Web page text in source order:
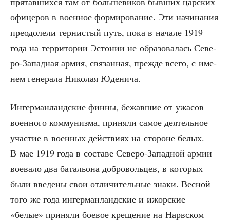
офи­це­ров в воен­ное фор­ми­ро­ва­ние. Эти начи­на­ния
пре­одо­ле­ли тер­ни­стый путь, пока в нача­ле 1919
года на тер­ри­то­рии Эсто­нии не обра­зо­ва­лась Севе­
ро-Запад­ная армия, свя­зан­ная, преж­де все­го, с име­
нем гене­ра­ла Нико­лая Юденича.
Ингер­ман­ланд­ские фин­ны, бежав­шие от ужа­сов
воен­но­го ком­му­низ­ма, при­ня­ли самое дея­тель­ное
уча­стие в воен­ных дей­стви­ях на сто­роне белых.
В мае 1919 года в соста­ве Севе­ро-Запад­ной армии
вое­ва­ло два бата­льо­на доб­ро­воль­цев, в кото­рых
были вве­де­ны свои отли­чи­тель­ные зна­ки. Вес­ной
того же года ингер­ман­ланд­ские и ижор­ские
«белые» при­ня­ли бое­вое кре­ще­ние на Нарв­ском